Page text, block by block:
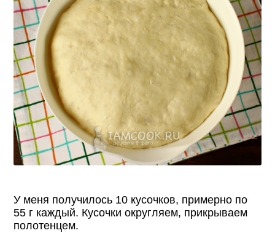
У меня получилось 10 кусочков, примерно по
55 г каждый. Кусочки округляем, прикрываем
полотенцем.